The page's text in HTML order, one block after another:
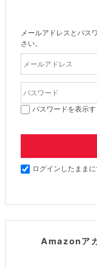
メールアドレスとパス
さい。
パスワードを表示す
ログインしたままに
Amazonア